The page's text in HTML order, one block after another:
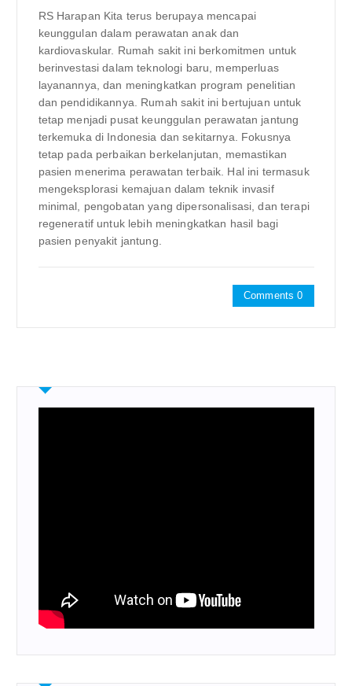
RS Harapan Kita terus berupaya mencapai
keunggulan dalam perawatan anak dan
kardiovaskular. Rumah sakit ini berkomitmen untuk
berinvestasi dalam teknologi baru, memperluas
layanannya, dan meningkatkan program penelitian
dan pendidikannya. Rumah sakit ini bertujuan untuk
tetap menjadi pusat keunggulan perawatan jantung
terkemuka di Indonesia dan sekitarnya. Fokusnya
tetap pada perbaikan berkelanjutan, memastikan
pasien menerima perawatan terbaik. Hal ini termasuk
mengeksplorasi kemajuan dalam teknik invasif
minimal, pengobatan yang dipersonalisasi, dan terapi
regeneratif untuk lebih meningkatkan hasil bagi
pasien penyakit jantung.
Comments 0